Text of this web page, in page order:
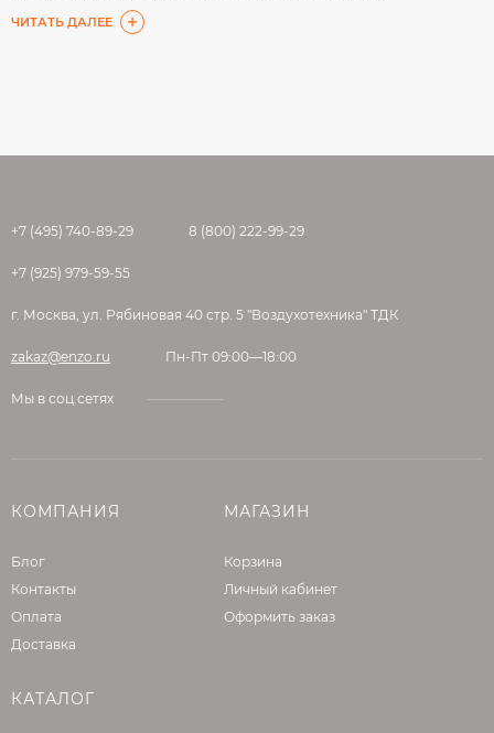
ассортимент, а подробные характеристики помогут
Вам сделать выбор с минимальными затратами
ЧИТАТЬ ДАЛЕЕ
+7 (495) 740-89-29 8 (800) 222-99-29
+7 (925) 979-59-55
г. Москва, ул. Рябиновая 40 стр. 5 "Воздухотехника" ТДК
zakaz@enzo.ru Пн-Пт 09:00—18:00
Мы в соц.сетях
КОМПАНИЯ
Блог
Контакты
Оплата
Доставка
МАГАЗИН
Корзина
Личный кабинет
Оформить заказ
КАТАЛОГ